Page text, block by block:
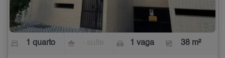
1 quarto 1 vaga 38 m²